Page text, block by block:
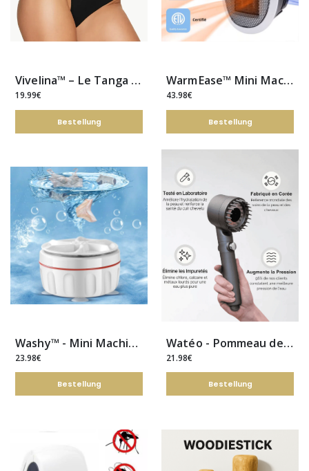
Vivelina™ – Le Tanga Gainant Taille Haute
19.99€
Bestellung
WarmEase™ Mini Machine chauffante à distance, Portable
43.98€
Bestellung
Washy™ - Mini Machine à Laver Portable
23.98€
Bestellung
Watéo - Pommeau de Douche Filtrant
21.98€
Bestellung